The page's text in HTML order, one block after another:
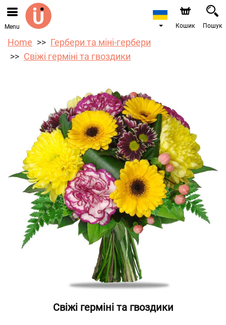
Ми приймаємо замовлення через наш інтернет-
магазин. Найближча можлива дата доставки —
10.08.2026 у зв’язку з відпусткою.
Menu Кошик Пошук
Home
Гербери та міні-гербери
Свіжі герміні та гвоздики
Свіжі герміні та гвоздики